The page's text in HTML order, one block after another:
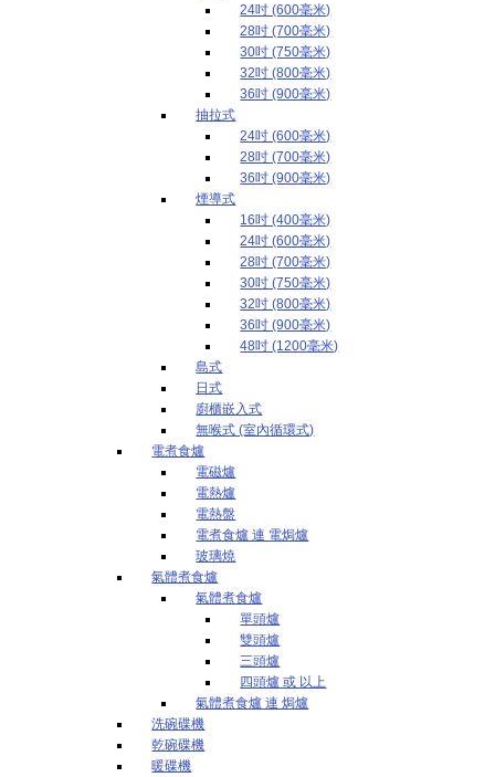
24吋 (600毫米)
28吋 (700毫米)
30吋 (750毫米)
32吋 (800毫米)
36吋 (900毫米)
抽拉式
24吋 (600毫米)
28吋 (700毫米)
36吋 (900毫米)
煙導式
16吋 (400毫米)
24吋 (600毫米)
28吋 (700毫米)
30吋 (750毫米)
32吋 (800毫米)
36吋 (900毫米)
48吋 (1200毫米)
島式
日式
廚櫃嵌入式
無喉式 (室內循環式)
電煮食爐
電磁爐
電熱爐
電熱盤
電煮食爐 連 電焗爐
玻璃燒
氣體煮食爐
氣體煮食爐
單頭爐
雙頭爐
三頭爐
四頭爐 或 以上
氣體煮食爐 連 焗爐
洗碗碟機
乾碗碟機
暖碟機